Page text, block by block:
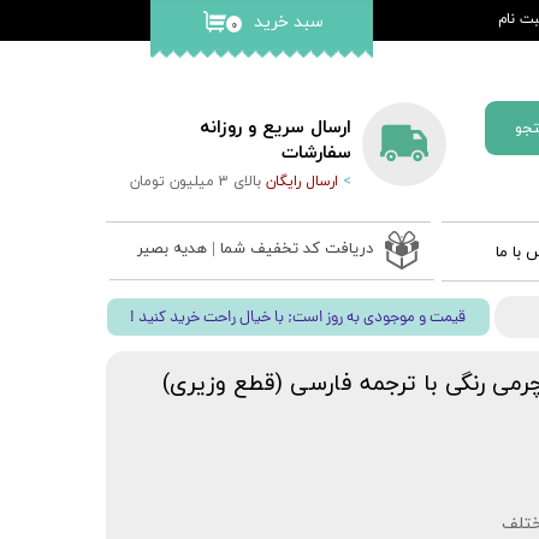
ارسال سریع و روزانه
سفارشات
> ارسال رایگانبالای 3 میلیون تومان
نام
واژه
۰ سبد خرید
نفیس
قلم بصیر
با ما دریافت کد تخفیف شما | هدیه بصیر
! قیمت و موجودی به روز است; با خیال راحت خرید کنید
رنگی با ترجمه فارسی (قطع وزیری)